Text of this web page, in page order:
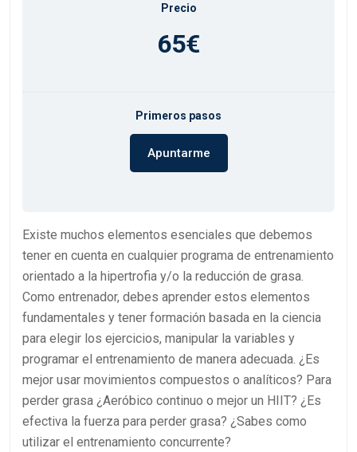
Precio
65€
Primeros pasos
Apuntarme
Existe muchos elementos esenciales que debemos
tener en cuenta en cualquier programa de entrenamiento
orientado a la hipertrofia y/o la reducción de grasa.
Como entrenador, debes aprender estos elementos
fundamentales y tener formación basada en la ciencia
para elegir los ejercicios, manipular la variables y
programar el entrenamiento de manera adecuada. ¿Es
mejor usar movimientos compuestos o analíticos? Para
perder grasa ¿Aeróbico continuo o mejor un HIIT? ¿Es
efectiva la fuerza para perder grasa? ¿Sabes como
utilizar el entrenamiento concurrente?